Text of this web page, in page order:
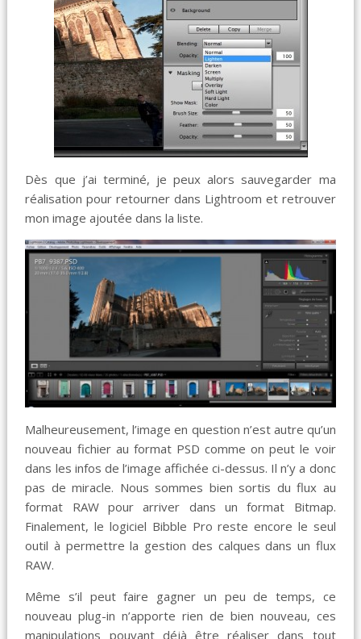
Dès que j’ai terminé, je peux alors sauvegarder ma
réalisation pour retourner dans Lightroom et retrouver
mon image ajoutée dans la liste.
Malheureusement, l’image en question n’est autre qu’un
nouveau fichier au format PSD comme on peut le voir
dans les infos de l’image affichée ci-dessus. Il n’y a donc
pas de miracle. Nous sommes bien sortis du flux au
format RAW pour arriver dans un format Bitmap.
Finalement, le logiciel Bibble Pro reste encore le seul
outil à permettre la gestion des calques dans un flux
RAW.
Même s’il peut faire gagner un peu de temps, ce
nouveau plug-in n’apporte rien de bien nouveau, ces
manipulations pouvant déjà être réaliser dans tout